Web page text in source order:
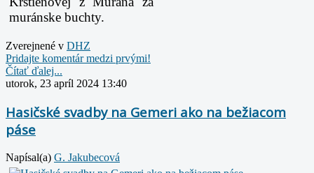
muránske buchty.
Zverejnené v DHZ
Pridajte komentár medzi prvými!
Čítať ďalej...
utorok, 23 apríl 2024 13:40
Hasičské svadby na Gemeri ako na bežiacom
páse
Napísal(a) G. Jakubecová